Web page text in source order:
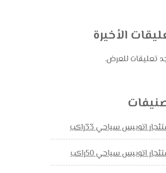
الأخيرة
تعليقات للعرض.
اتوبيس سياحي 33راكب
اتوبيس سياحي 50راكب